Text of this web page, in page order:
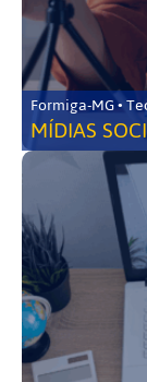
MÍDIAS